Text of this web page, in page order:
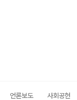
언론보도 사회공헌